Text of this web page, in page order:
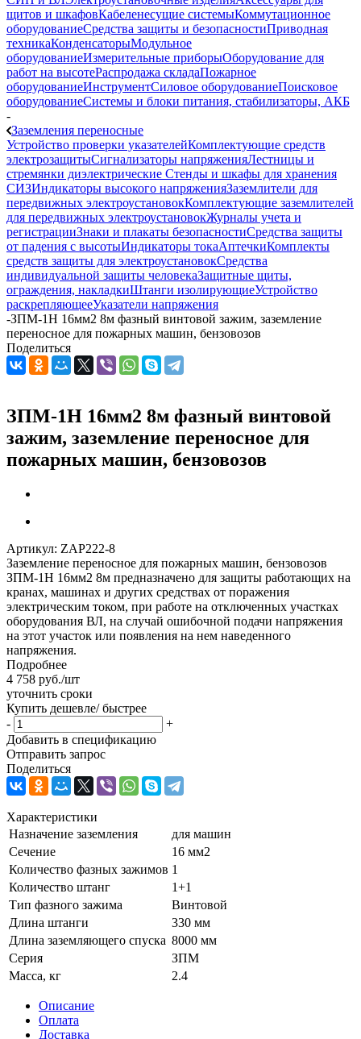
щитов и шкафовКабеленесущие системыКоммутационное
оборудованиеСредства защиты и безопасностиПриводная
техникаКонденсаторыМодульное
оборудованиеИзмерительные приборыОборудование для
работ на высотеРаспродажа складаПожарное
оборудованиеИнструментСиловое оборудованиеПоисковое
оборудованиеСистемы и блоки питания, стабилизаторы, АКБ
-
Заземления переносные
Устройство проверки указателейКомплектующие средств
электрозащитыСигнализаторы напряженияЛестницы и
стремянки диэлектрические Стенды и шкафы для хранения
СИЗИндикаторы высокого напряженияЗаземлители для
передвижных электроустановокКомплектующие заземлителей
для передвижных электроустановокЖурналы учета и
регистрацииЗнаки и плакаты безопасностиСредства защиты
от падения с высотыИндикаторы токаАптечкиКомплекты
средств защиты для электроустановокСредства
индивидуальной защиты человекаЗащитные щиты,
ограждения, накладкиШтанги изолирующиеУстройство
раскрепляющееУказатели напряжения
-ЗПМ-1Н 16мм2 8м фазный винтовой зажим, заземление
переносное для пожарных машин, бензовозов
Поделиться
ЗПМ-1Н 16мм2 8м фазный винтовой
зажим, заземление переносное для
пожарных машин, бензовозов
Артикул: ZAP222-8
Заземление переносное для пожарных машин, бензовозов
ЗПМ-1Н 16мм2 8м предназначено для защиты работающих на
кранах, машинах и других средствах от поражения
электрическим током, при работе на отключенных участках
оборудования ВЛ, на случай ошибочной подачи напряжения
на этот участок или появления на нем наведенного
напряжения.
Подробнее
4 758 руб./шт
уточнить сроки
Купить дешевле/ быстрее
-
+
Добавить в спецификацию
Отправить запрос
Поделиться
Характеристики
Назначение заземления
для машин
Сечение
16 мм2
Количество фазных зажимов 1
Количество штанг
1+1
Тип фазного зажима
Винтовой
Длина штанги
330 мм
Длина заземляющего спуска 8000 мм
Серия
ЗПМ
Масса, кг
2.4
Описание
Оплата
Доставка